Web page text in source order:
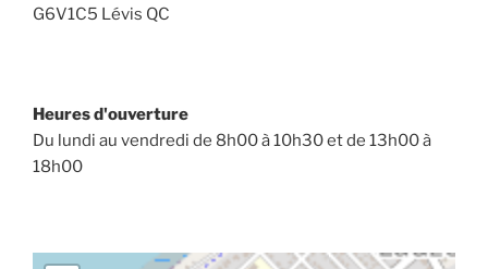
G6V1C5 Lévis QC
Heures d'ouverture
Du lundi au vendredi de 8h00 à 10h30 et de 13h00 à
18h00